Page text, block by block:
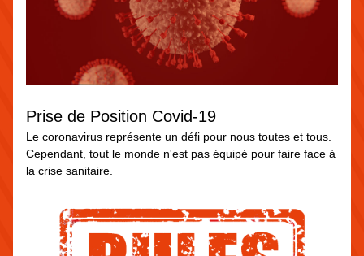
Prise de Position Covid-19
Le coronavirus représente un défi pour nous toutes et tous.
Cependant, tout le monde n'est pas équipé pour faire face à
la crise sanitaire.